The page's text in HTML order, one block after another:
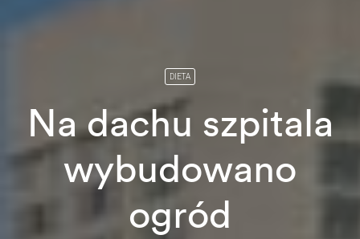
DIETA
Na dachu szpitala
wybudowano
ogród